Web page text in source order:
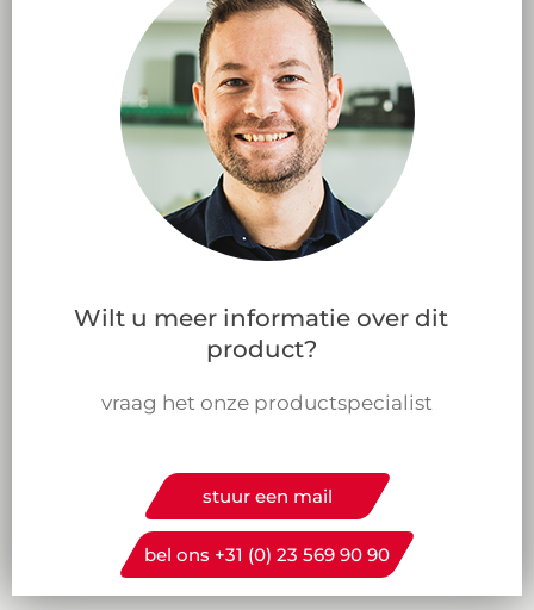
Wilt u meer informatie over dit
product?
vraag het onze productspecialist
stuur een mail
bel ons +31 (0) 23 569 90 90